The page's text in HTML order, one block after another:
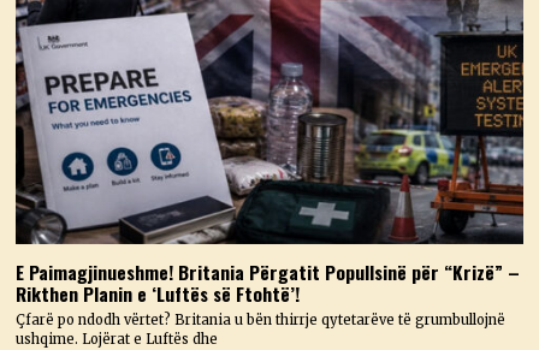
E Paimagjinueshme! Britania Përgatit Popullsinë për “Krizë” –
Rikthen Planin e ‘Luftës së Ftohtë’!
Çfarë po ndodh vërtet? Britania u bën thirrje qytetarëve të grumbullojnë
ushqime. Lojërat e Luftës dhe